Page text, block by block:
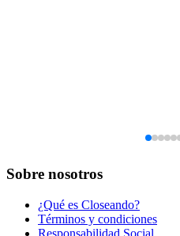
Sobre nosotros
¿Qué es Closeando?
Términos y condiciones
Responsabilidad Social